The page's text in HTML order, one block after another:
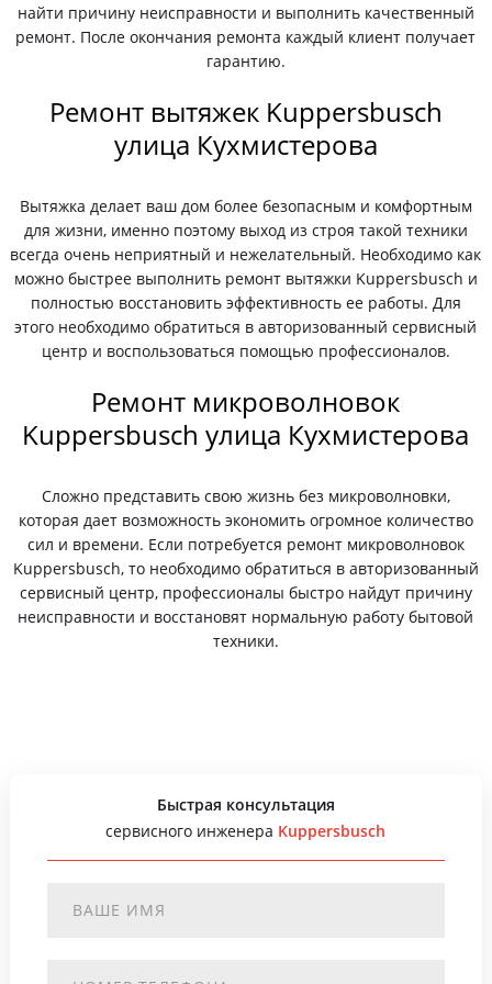
найти причину неисправности и выполнить качественный
ремонт. После окончания ремонта каждый клиент получает
гарантию.
Ремонт вытяжек Kuppersbusch
улица Кухмистерова
Вытяжка делает ваш дом более безопасным и комфортным
для жизни, именно поэтому выход из строя такой техники
всегда очень неприятный и нежелательный. Необходимо как
можно быстрее выполнить ремонт вытяжки Kuppersbusch и
полностью восстановить эффективность ее работы. Для
этого необходимо обратиться в авторизованный сервисный
центр и воспользоваться помощью профессионалов.
Ремонт микроволновок
Kuppersbusch улица Кухмистерова
Сложно представить свою жизнь без микроволновки,
которая дает возможность экономить огромное количество
сил и времени. Если потребуется ремонт микроволновок
Kuppersbusch, то необходимо обратиться в авторизованный
сервисный центр, профессионалы быстро найдут причину
неисправности и восстановят нормальную работу бытовой
техники.
Быстрая консультация
сервисного инженера Kuppersbusch